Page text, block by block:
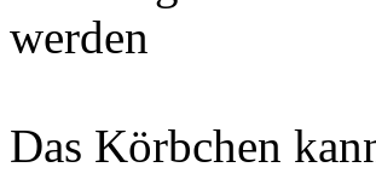
werden
Das Körbchen